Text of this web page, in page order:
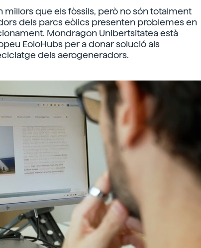
millors que els fòssils, però no són totalment
dels parcs eòlics presenten problemes en
Mondragon Unibertsitatea està
EoloHubs per a donar solució als
dels aerogeneradors.